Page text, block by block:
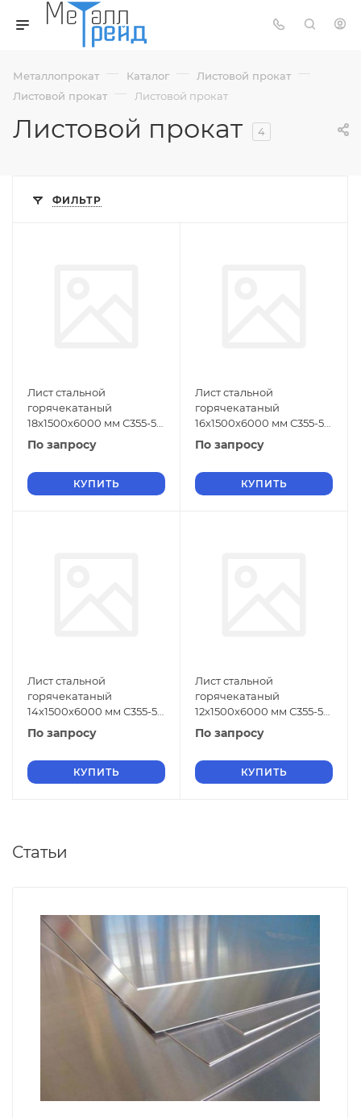
Металлопрокат — Каталог — Листовой прокат —
Листовой прокат — Листовой прокат
Листовой прокат 4
ФИЛЬТР
Лист стальной
горячекатаный
18х1500х6000 мм С355-5
ГОСТ 19903-2015
По запросу
КУПИТЬ
Лист стальной
горячекатаный
16х1500х6000 мм С355-5
ГОСТ 19903-2015
По запросу
КУПИТЬ
Лист стальной
горячекатаный
14х1500х6000 мм С355-5
ГОСТ 19903-2015
По запросу
КУПИТЬ
Лист стальной
горячекатаный
12х1500х6000 мм С355-5
ГОСТ 19903-2015
По запросу
КУПИТЬ
Статьи